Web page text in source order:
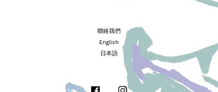
聯絡我們
English
日本語
FacebookInstagram